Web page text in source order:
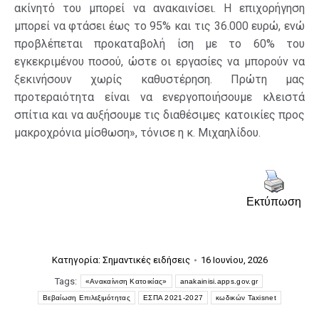
ακίνητό του μπορεί να ανακαινίσει. Η επιχορήγηση
μπορεί να φτάσει έως το 95% και τις 36.000 ευρώ, ενώ
προβλέπεται προκαταβολή ίση με το 60% του
εγκεκριμένου ποσού, ώστε οι εργασίες να μπορούν να
ξεκινήσουν χωρίς καθυστέρηση. Πρώτη μας
προτεραιότητα είναι να ενεργοποιήσουμε κλειστά
σπίτια και να αυξήσουμε τις διαθέσιμες κατοικίες προς
μακροχρόνια μίσθωση», τόνισε η κ. Μιχαηλίδου.
Εκτύπωση
Κατηγορία: Σημαντικές ειδήσεις
16 Ιουνίου, 2026
Tags:
«Ανακαίνιση Κατοικίας» anakainisi.apps.gov.gr
Βεβαίωση Επιλεξιμότητας ΕΣΠΑ 2021-2027 κωδικών Taxisnet